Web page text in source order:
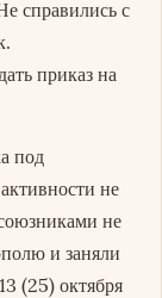
справились с
приказ на
под
не
не
и заняли
(25) октября